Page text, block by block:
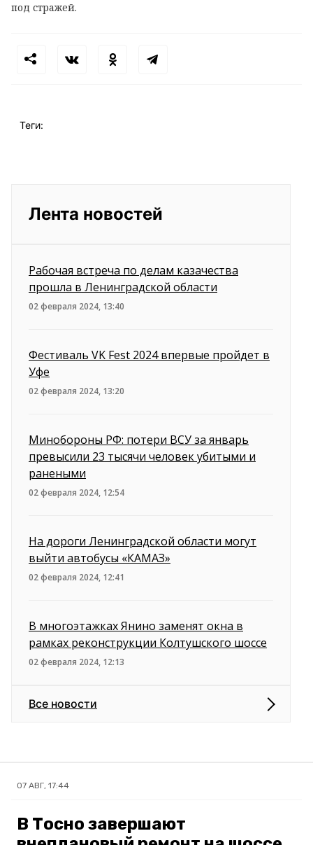
под стражей.
Теги:
Лента новостей
Рабочая встреча по делам казачества
прошла в Ленинградской области
02 февраля 2024, 13:40
Фестиваль VK Fest 2024 впервые пройдет в
Уфе
02 февраля 2024, 13:20
Минобороны РФ: потери ВСУ за январь
превысили 23 тысячи человек убитыми и
ранеными
02 февраля 2024, 12:54
На дороги Ленинградской области могут
выйти автобусы «КАМАЗ»
02 февраля 2024, 12:41
В многоэтажках Янино заменят окна в
рамках реконструкции Колтушского шоссе
02 февраля 2024, 12:13
Все новости
07 АВГ, 17:44
В Тосно завершают